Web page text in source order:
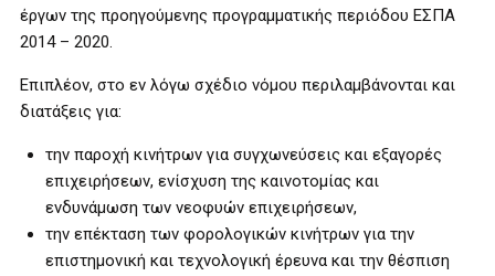
έργων της προηγούμενης προγραμματικής περιόδου ΕΣΠΑ
2014 – 2020.
Επιπλέον, στο εν λόγω σχέδιο νόμου περιλαμβάνονται και
διατάξεις για:
την παροχή κινήτρων για συγχωνεύσεις και εξαγορές
επιχειρήσεων, ενίσχυση της καινοτομίας και
ενδυνάμωση των νεοφυών επιχειρήσεων,
την επέκταση των φορολογικών κινήτρων για την
επιστημονική και τεχνολογική έρευνα και την θέσπιση